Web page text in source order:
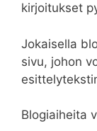
kirjoitukset
Jokaisella
sivu, johon
Blogiaiheita